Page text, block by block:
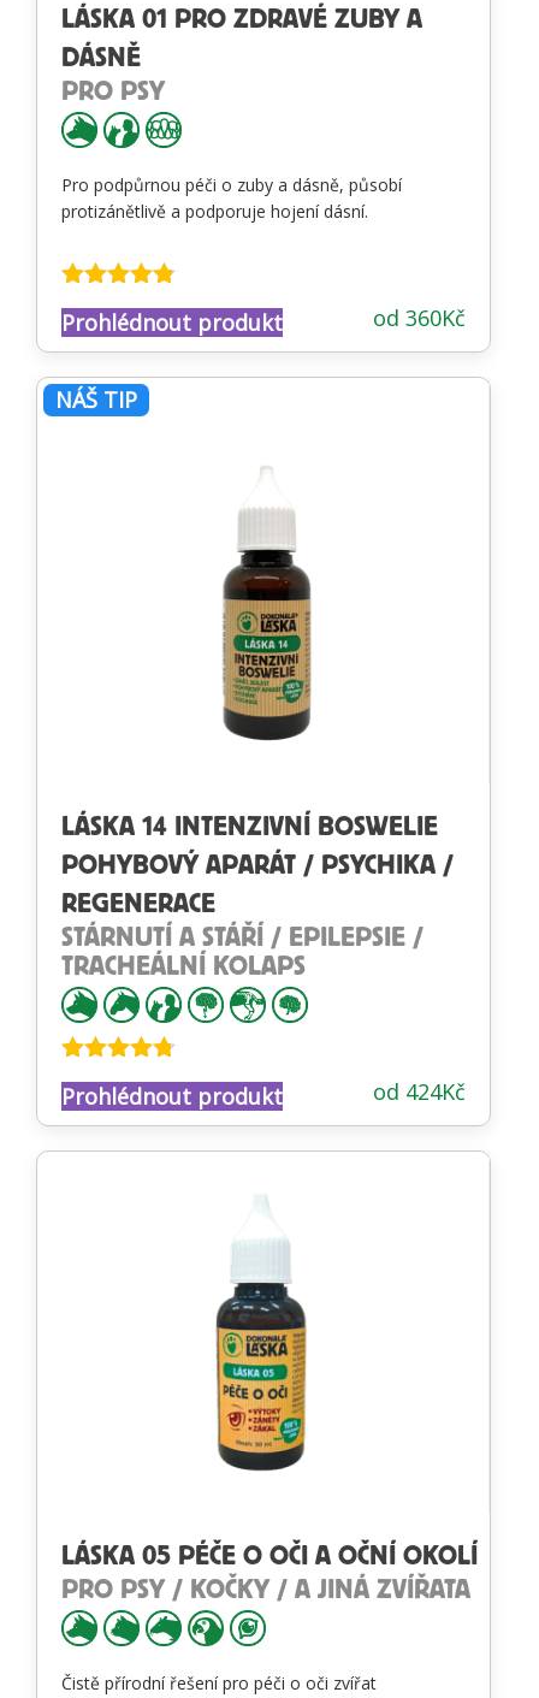
LÁSKA 01 PRO ZDRAVÉ ZUBY A
DÁSNĚ
PRO PSY
Pro podpůrnou péči o zuby a dásně, působí
protizánětlivě a podporuje hojení dásní.
Hodnocení
4.73z 5 od 360Kč
Prohlédnout produkt
NÁŠ TIP
LÁSKA 14 INTENZIVNÍ BOSWELIE
POHYBOVÝ APARÁT / PSYCHIKA /
REGENERACE
STÁRNUTÍ A STÁŘÍ / EPILEPSIE /
TRACHEÁLNÍ KOLAPS
Hodnocení
4.68z 5 od 424Kč
Prohlédnout produkt
LÁSKA 05 PÉČE O OČI A OČNÍ OKOLÍ
PRO PSY / KOČKY / A JINÁ ZVÍŘATA
Čistě přírodní řešení pro péči o oči zvířat